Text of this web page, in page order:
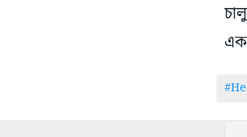
এক